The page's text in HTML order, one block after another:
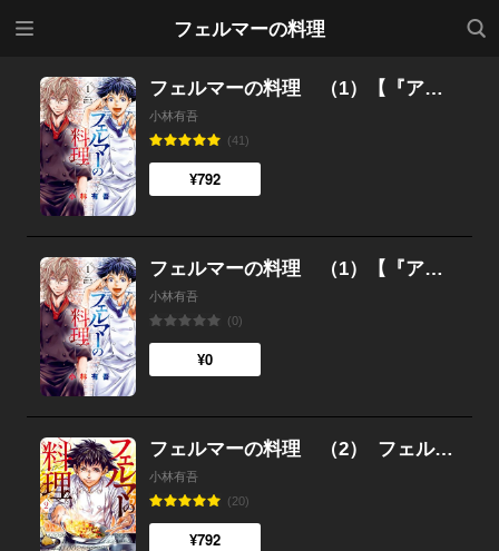
フェルマーの料理
検索
フェルマーの料理 （1）【『アオアシ』コラボイラスト特典付き】
小林有吾
(41)
¥792
フェルマーの料理 （1）【『アオアシ』コラボイラスト特典付き】
小林有吾
(0)
¥0
フェルマーの料理 （2） フェルマーの料理
小林有吾
(20)
¥792